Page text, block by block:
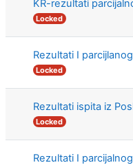
KR-rezultati
Locked
Rezultati I
Locked
Rezultati ispita iz
Locked
Rezultati I